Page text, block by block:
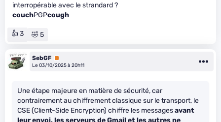
interropérable avec le strandard ?
couchPGPcough
👍 3 🤣 5
SebGF Premium
Le 03/10/2025 à 20h11
Une étape majeure en matière de sécurité, car
contrairement au chiffrement classique sur le transport, le
CSE (Client-Side Encryption) chiffre les messagesavant
leur envoi, les serveurs de Gmail et les autres ne